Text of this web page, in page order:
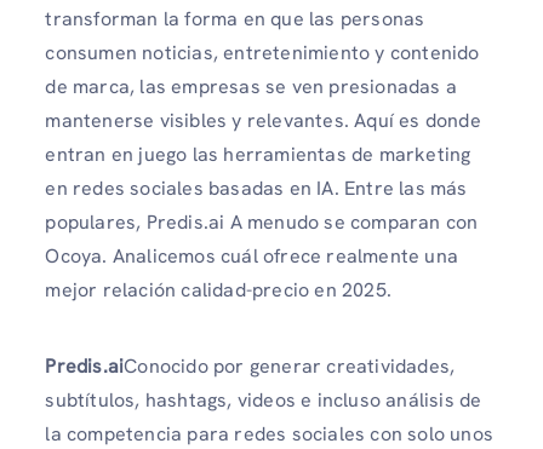
transforman la forma en que las personas
consumen noticias, entretenimiento y contenido
de marca, las empresas se ven presionadas a
mantenerse visibles y relevantes. Aquí es donde
entran en juego las herramientas de marketing
en redes sociales basadas en IA. Entre las más
populares, Predis.ai A menudo se comparan con
Ocoya. Analicemos cuál ofrece realmente una
mejor relación calidad-precio en 2025.
Predis.aiConocido por generar creatividades,
subtítulos, hashtags, videos e incluso análisis de
la competencia para redes sociales con solo unos